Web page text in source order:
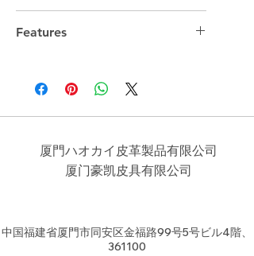
Features
厦門ハオカイ皮革製品有限公司
​厦门豪凯皮具有限公司
中国福建省厦門市同安区金福路99号5号ビル4階、
361100